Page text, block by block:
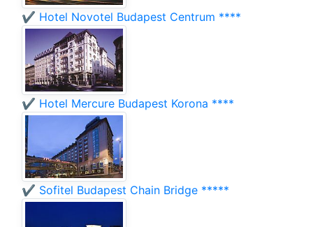
✔️ Hotel Novotel Budapest Centrum ****
✔️ Hotel Mercure Budapest Korona ****
✔️ Sofitel Budapest Chain Bridge *****